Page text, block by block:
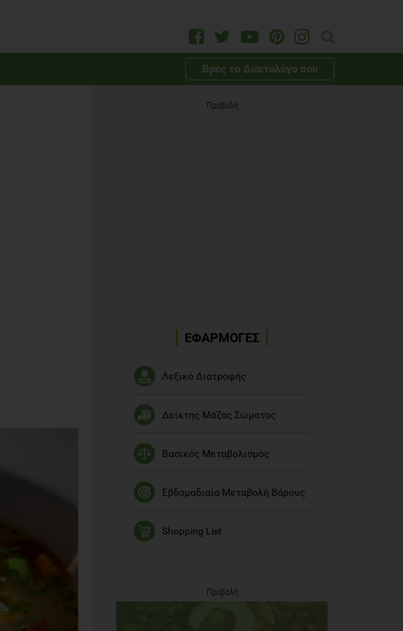
Βρες το Διαιτολόγο σου
Προβολή
ΕΦΑΡΜΟΓΕΣ
Λεξικό Διατροφής
Δείκτης Μάζας Σώματος
Βασικός Μεταβολισμός
Εβδομαδιαία Μεταβολή Βάρους
Shopping List
Προβολή